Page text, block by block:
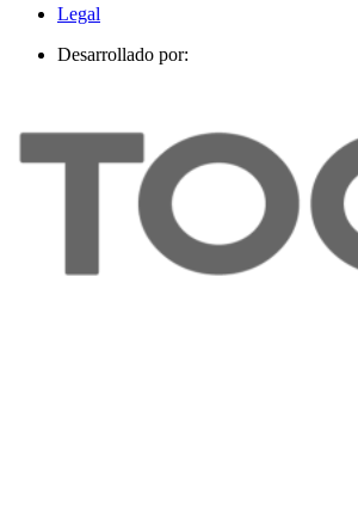
Legal
Desarrollado por: